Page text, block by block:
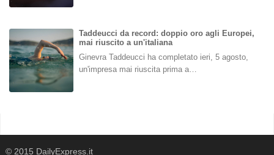
Taddeucci da record: doppio oro agli Europei,
mai riuscito a un'italiana
Ginevra Taddeucci ha completato ieri, 5 agosto,
un'impresa mai riuscita prima a…
© 2015 DailyExpress.it